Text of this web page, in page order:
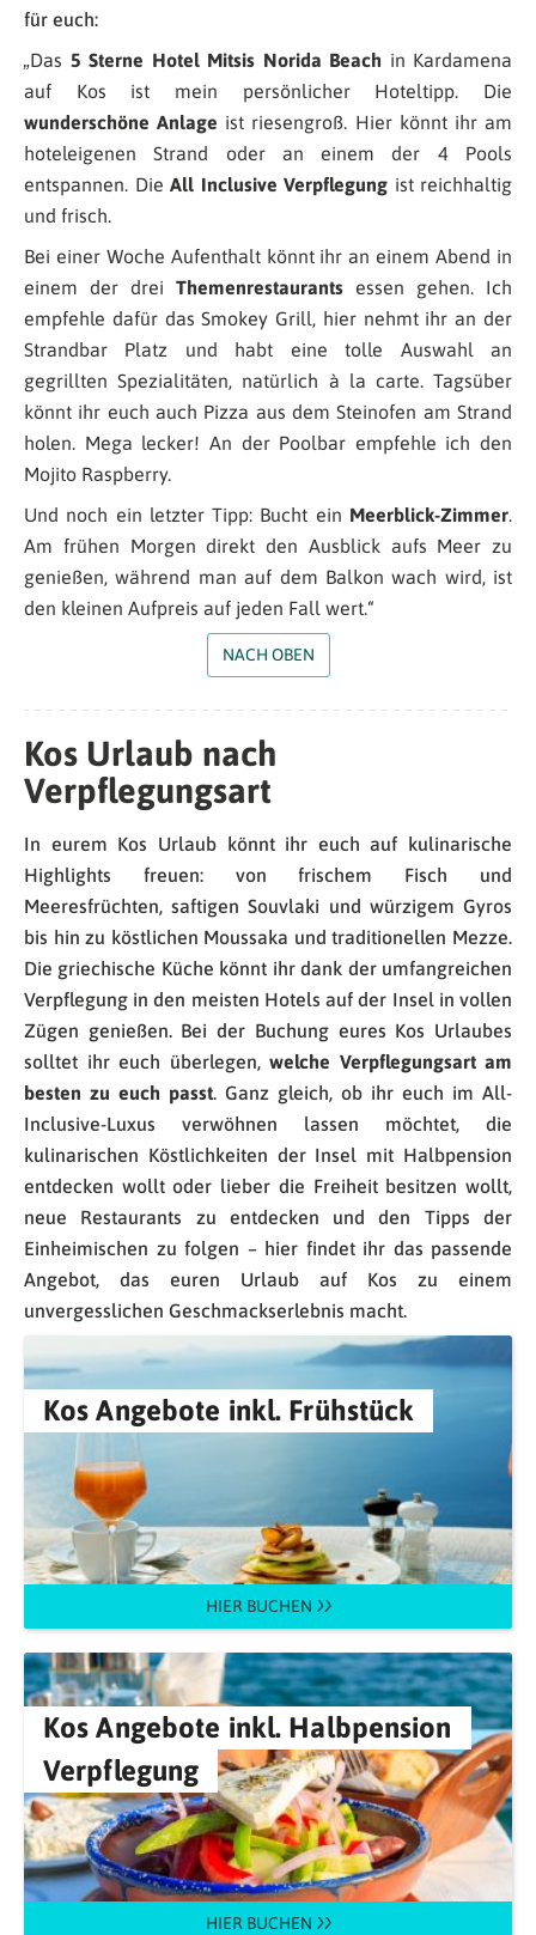
für euch:
„Das 5 Sterne Hotel Mitsis Norida Beach in Kardamena
auf Kos ist mein persönlicher Hoteltipp. Die
wunderschöne Anlage ist riesengroß. Hier könnt ihr am
hoteleigenen Strand oder an einem der 4 Pools
entspannen. Die All Inclusive Verpflegung ist reichhaltig
und frisch.
Bei einer Woche Aufenthalt könnt ihran einem Abend in
einem der drei Themenrestaurants essen gehen. Ich
empfehle dafür das Smokey Grill, hier nehmt ihr an der
Strandbar Platz und habt eine tolle Auswahl an
gegrillten Spezialitäten, natürlich à la carte. Tagsüber
könnt ihr euch auch Pizza aus dem Steinofen am Strand
holen. Mega lecker! An der Poolbar empfehle ich den
Mojito Raspberry.
Und noch ein letzter Tipp: Bucht ein Meerblick-Zimmer.
Am frühen Morgen direkt den Ausblick aufs Meer zu
genießen, während man auf dem Balkon wach wird, ist
den kleinen Aufpreis auf jeden Fall wert.“
NACH OBEN
Kos Urlaub nach
Verpflegungsart
In eurem Kos Urlaub könnt ihr euch auf kulinarische
Highlights freuen: von frischem Fisch und
Meeresfrüchten, saftigen Souvlaki und würzigem Gyros
bis hin zu köstlichen Moussaka und traditionellen Mezze.
Die griechische Küche könnt ihr dank der umfangreichen
Verpflegung in den meisten Hotels auf der Insel in vollen
Zügen genießen. Bei der Buchung eures Kos Urlaubes
solltet ihr euch überlegen, welche Verpflegungsart am
besten zu euch passt. Ganz gleich, ob ihr euch im All-
Inclusive-Luxus verwöhnen lassen möchtet, die
kulinarischen Köstlichkeiten der Insel mit Halbpension
entdecken wollt oder lieber die Freiheit besitzen wollt,
neue Restaurants zu entdecken und den Tipps der
Einheimischen zu folgen – hier findet ihr das passende
Angebot, das euren Urlaub auf Kos zu einem
unvergesslichen Geschmackserlebnis macht.
Kos Angebote inkl. Frühstück
HIER BUCHEN
Kos Angebote inkl. Halbpension
Verpflegung
HIER BUCHEN